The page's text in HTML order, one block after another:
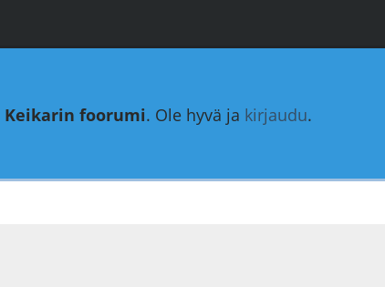
Keikarin foorumi. Ole hyvä ja kirjaudu.